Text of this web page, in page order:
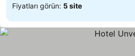
Fiyatları görün: 5 site